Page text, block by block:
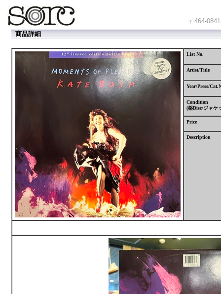
〒464-
商品詳細
List No.
Artist/Title
Year/Press/
Condition
(盤Disc/ジャケ
Price
Description